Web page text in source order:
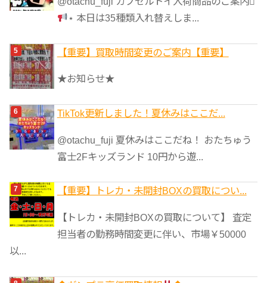
⋆ 本日は35種類入れ替えしま...
【重要】買取時間変更のご案内【重要】
★お知らせ★
TikTok更新しました！夏休みはここだ...
@otachu_fuji 夏休みはここだね！ おたちゅう
富士2Fキッズランド 10円から遊...
【重要】トレカ・未開封BOXの買取につい...
【トレカ・未開封BOXの買取について】 査定
担当者の勤務時間変更に伴い、市場￥50000
以...